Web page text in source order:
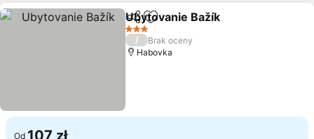
Udostępnij
Dodaj do ulubionych
Ubytovanie Bažík
3 Kategoria
/
Brak oceny
Habovka
Od 107 zł